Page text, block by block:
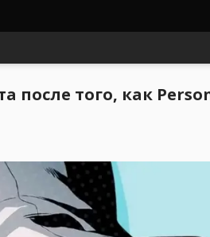
того, как